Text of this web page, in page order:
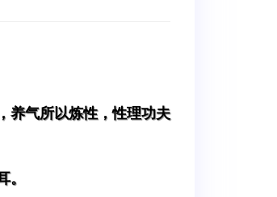
养气所以炼性，性理功夫